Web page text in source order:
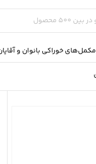
مکمل‌های خوراکی بانوان و